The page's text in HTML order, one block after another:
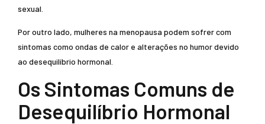
sexual.
Por outro lado, mulheres na menopausa podem sofrer com
sintomas como ondas de calor e alterações no humor devido
ao desequilíbrio hormonal.
Os Sintomas Comuns de
Desequilíbrio Hormonal